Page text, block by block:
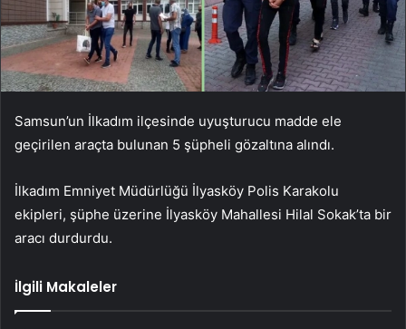
Samsun’un İlkadım ilçesinde uyuşturucu madde ele
geçirilen araçta bulunan 5 şüpheli gözaltına alındı.
İlkadım Emniyet Müdürlüğü İlyasköy Polis Karakolu
ekipleri, şüphe üzerine İlyasköy Mahallesi Hilal Sokak’ta bir
aracı durdurdu.
İlgili Makaleler